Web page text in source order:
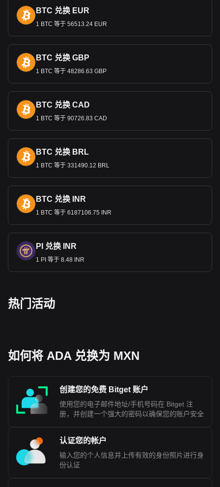
境外的某些地区被接受，特别是在美国边境城镇和加勒比海或
中美洲的一些旅游目的地，在跨境交通或旅游业比较常见。不
墨西哥比索与美国之间有何关系？
墨西哥比索与美国的关系错综复杂、盘根错节，主要是受到以
《美国- 墨西哥-加拿大协定》（
策变化对比索币值有重大影响。在美国工作的墨西哥人寄回的
大量汇款进一步凸显了这种相互依存关系，这些汇款是墨西哥
经济的重要组成部分。此外，美国是墨西哥外国直接投资的主
要来源，这使得比索对美国投资者情绪和货币政策的变化非常
敏感。政治决策，尤其是有关贸易和移民的决策，也对比索的
强弱起着关键作用。因此，比索经常对美国的经济发展和政策
变化做出反应，反映出这两个邻国之间错综复杂的经济和金融
共生关系。
Bitget 加密货币与法币兑换数据显示，最受欢迎的 艾
达币 汇率对是ADA兑MXN，艾达币的货币代码是
ADA。立即使用我们的加密货币计算器查看您的加密
BTC 兑换 EUR
1 BTC 等于 56513.24 EUR
BTC 兑换 GBP
1 BTC 等于 48286.63 GBP
BTC 兑换 CAD
1 BTC 等于 90726.83 CAD
BTC 兑换 BRL
1 BTC 等于 331490.12 BRL
BTC 兑换 INR
1 BTC 等于 6187106.75 INR
PI 兑换 INR
1 PI 等于 8.48 INR
热门活动
如何将 ADA 兑换为 MXN
创建您的免费 Bitget 账户
使用您的电子邮件地址/手机号码在 Bitget 注
册，并创建一个强大的密码以确保您的账户安全
认证您的帐户
输入您的个人信息并上传有效的身份照片进行身
份认证